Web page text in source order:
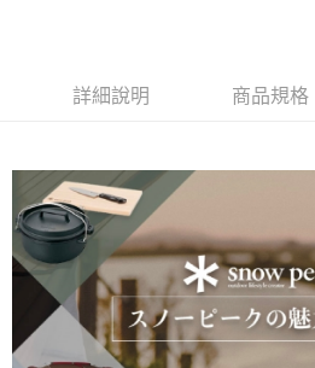
台灣樂天信用卡公司
每筆NT$60，滿NT$490(含以上)免運費
每筆NT$60，滿NT$490(含以上)免運費
7-11取貨付款
每筆NT$60，滿NT$490(含以上)免運費
付款後7-11取貨
每筆NT$60，滿NT$490(含以上)免運費
詳細說明 商品規格